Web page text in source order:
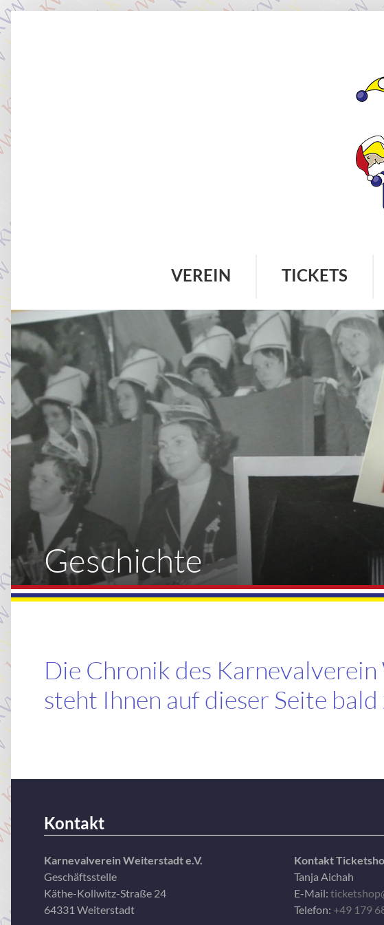
VEREIN TICKETS
Geschichte
Die Chronik des
steht Ihnen auf dieser Seite
Kontakt
Karnevalverein Weiterstadt e.V.
Geschäftsstelle
Käthe-Kollwitz-Straße 24
64331 Weiterstadt
Kontakt
Tanja Aichah
E-Mail:
Telefon: +49 179